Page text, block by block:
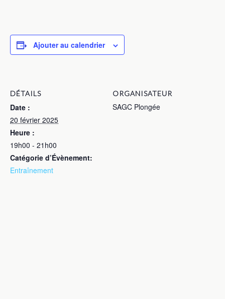
Ajouter au calendrier
DÉTAILS
Date :
20 février 2025
Heure :
19h00 - 21h00
Catégorie d’Évènement:
Entraînement
ORGANISATEUR
SAGC Plongée